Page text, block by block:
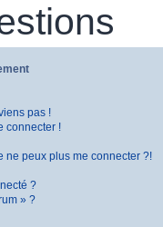
pas !
connecter !
ne peux plus me connecter ?!
?
» ?